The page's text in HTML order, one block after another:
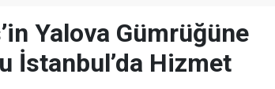
Yalova Gümrüğüne
İstanbul’da Hizmet